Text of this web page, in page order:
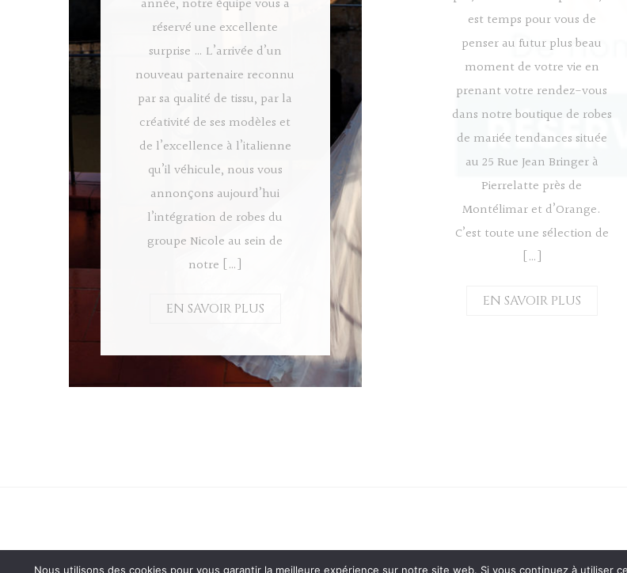
est temps pour vous de
penser au futur plus beau
moment de votre vie en
prenant votre rendez-vous
dans notre boutique de robes
de mariée tendances située
au 25 Rue Jean Bringer à
Pierrelatte près de
Montélimar et d’Orange.
C’est toute une sélection de
[…]
EN SAVOIR PLUS
année, notre équipe vous a
réservé une excellente
surprise … L’arrivée d’un
nouveau partenaire reconnu
par sa qualité de tissu, par la
créativité de ses modèles et
de l’excellence à l’italienne
qu’il véhicule, nous vous
annonçons aujourd’hui
l’intégration de robes du
groupe Nicole au sein de
notre […]
EN SAVOIR PLUS
Nous utilisons des cookies pour vous garantir la meilleure expérience sur notre site web. Si vous continuez à utiliser